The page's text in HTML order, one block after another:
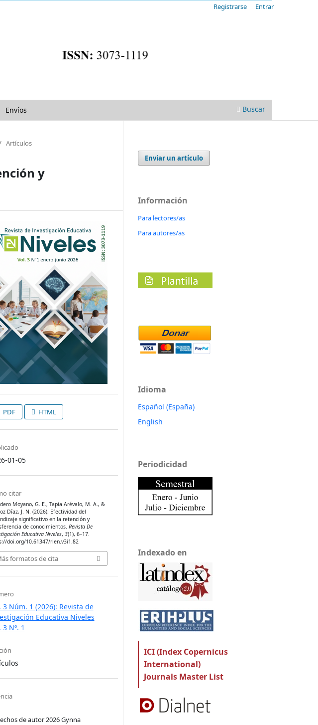
Envíos Buscar
Registrarse Entrar
Artículos
y
PDF HTML
01-05
citar
Moyano, G. E., Tapia Arévalo, M. A., &
Díaz, J. N. (2026). Efectividad del
significativo en la retención y
de conocimientos. Revista De
Educativa Niveles, 3(1), 6–17.
doi.org/10.61347/rien.v3i1.82
formatos de cita
3 Núm. 1 (2026): Revista de
Educativa Niveles
3 Nº. 1
de autor 2026 Gynna
Enviar un artículo
Información
Para lectores/as
Para autores/as
Idioma
Español (España)
English
Periodicidad
Indexado en
ICI (Index Copernicus
International)
Journals Master List